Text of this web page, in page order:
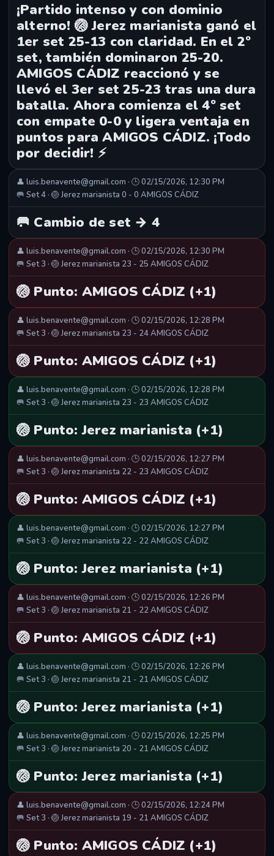
¡Partido intenso y con dominio
alterno! 🏐 Jerez marianista ganó el
1er set 25-13 con claridad. En el 2º
set, también dominaron 25-20.
AMIGOS CÁDIZ reaccionó y se
llevó el 3er set 25-23 tras una dura
batalla. Ahora comienza el 4º set
con empate 0-0 y ligera ventaja en
puntos para AMIGOS CÁDIZ. ¡Todo
por decidir! ⚡
👤 luis.benavente@gmail.com · 🕒 02/15/2026, 12:30 PM
🥅 Set 4 · 🏐 Jerez marianista 0 - 0 AMIGOS CÁDIZ
🥅 Cambio de set → 4
👤 luis.benavente@gmail.com · 🕒 02/15/2026, 12:30 PM
🥅 Set 3 · 🏐 Jerez marianista 23 - 25 AMIGOS CÁDIZ
🏐 Punto: AMIGOS CÁDIZ (+1)
👤 luis.benavente@gmail.com · 🕒 02/15/2026, 12:28 PM
🥅 Set 3 · 🏐 Jerez marianista 23 - 24 AMIGOS CÁDIZ
🏐 Punto: AMIGOS CÁDIZ (+1)
👤 luis.benavente@gmail.com · 🕒 02/15/2026, 12:28 PM
🥅 Set 3 · 🏐 Jerez marianista 23 - 23 AMIGOS CÁDIZ
🏐 Punto: Jerez marianista (+1)
👤 luis.benavente@gmail.com · 🕒 02/15/2026, 12:27 PM
🥅 Set 3 · 🏐 Jerez marianista 22 - 23 AMIGOS CÁDIZ
🏐 Punto: AMIGOS CÁDIZ (+1)
👤 luis.benavente@gmail.com · 🕒 02/15/2026, 12:27 PM
🥅 Set 3 · 🏐 Jerez marianista 22 - 22 AMIGOS CÁDIZ
🏐 Punto: Jerez marianista (+1)
👤 luis.benavente@gmail.com · 🕒 02/15/2026, 12:26 PM
🥅 Set 3 · 🏐 Jerez marianista 21 - 22 AMIGOS CÁDIZ
🏐 Punto: AMIGOS CÁDIZ (+1)
👤 luis.benavente@gmail.com · 🕒 02/15/2026, 12:26 PM
🥅 Set 3 · 🏐 Jerez marianista 21 - 21 AMIGOS CÁDIZ
🏐 Punto: Jerez marianista (+1)
👤 luis.benavente@gmail.com · 🕒 02/15/2026, 12:25 PM
🥅 Set 3 · 🏐 Jerez marianista 20 - 21 AMIGOS CÁDIZ
🏐 Punto: Jerez marianista (+1)
👤 luis.benavente@gmail.com · 🕒 02/15/2026, 12:24 PM
🥅 Set 3 · 🏐 Jerez marianista 19 - 21 AMIGOS CÁDIZ
🏐 Punto: AMIGOS CÁDIZ (+1)